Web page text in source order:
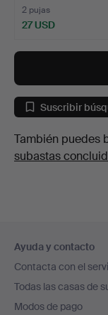
2 pujas
27 USD
Suscribir
También puedes
subastas
en
el
pie
Ayuda y contacto
Contacta con el
Todas las casas de
Modos de pago